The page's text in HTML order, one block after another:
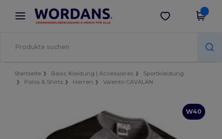
× Wordans App
Bessere Preise in der App!
App holen
Startseite Basic Kleidung | Accessoires
Sportkleidung
Polos & Shirts
Herren Valento CAVALAN
W40